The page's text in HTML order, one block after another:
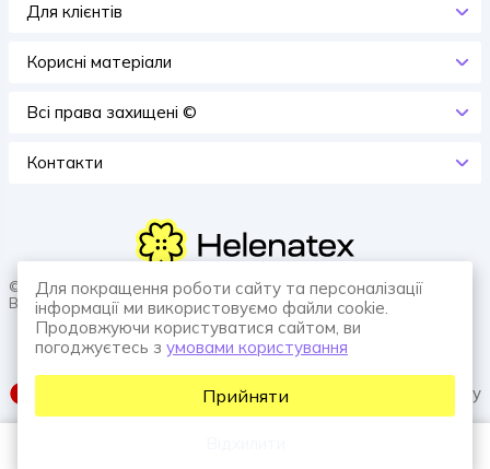
Для клієнтів
Корисні матеріали
Всi права захищенi ©
Контакти
© 2026 HELENATEX «Ґудзики, вішаки, нитки. Власне виробництво.
Все для швейної справи.»
SUFIX web agency
Для покращення роботи сайту та персоналізації
інформації ми використовуємо файли cookie.
Продовжуючи користуватися сайтом, ви
погоджуєтесь з умовами користування
Прийняти